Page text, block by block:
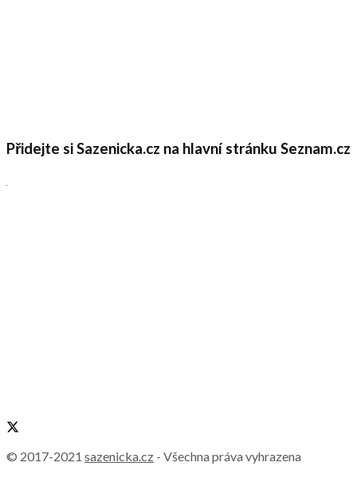
Přidejte si Sazenicka.cz na hlavní stránku Seznam.cz
© 2017-2021 sazenicka.cz - Všechna práva vyhrazena